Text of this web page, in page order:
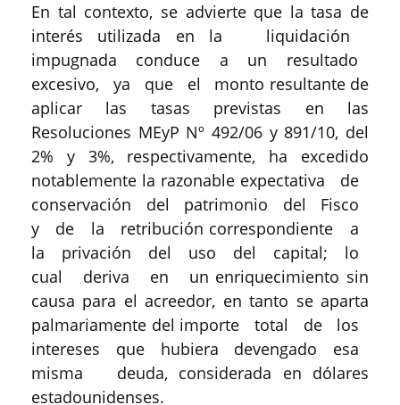
En tal contexto, se advierte que la tasa de
interés utilizada en la liquidación
impugnada conduce a un resultado
excesivo, ya que el monto resultante de
aplicar las tasas previstas en las
Resoluciones MEyP Nº 492/06 y 891/10, del
2% y 3%, respectivamente, ha excedido
notablemente la razonable expectativa de
conservación del patrimonio del Fisco
y de la retribución correspondiente a
la privación del uso del capital; lo
cual deriva en un enriquecimiento sin
causa para el acreedor, en tanto se aparta
palmariamente del importe total de los
intereses que hubiera devengado esa
misma deuda, considerada en dólares
estadounidenses.